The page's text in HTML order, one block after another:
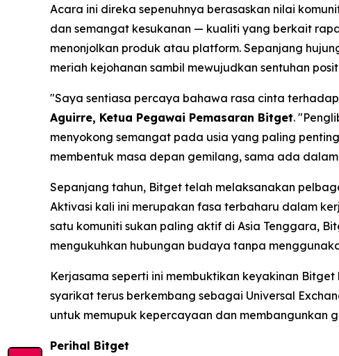
Acara ini direka sepenuhnya berasaskan nilai
dan semangat kesukanan — kualiti yang berkait
menonjolkan produk atau platform. Sepanjang
meriah kejohanan sambil mewujudkan sentuhan
"Saya sentiasa percaya bahawa rasa cinta
Aguirre, Ketua Pegawai Pemasaran Bitget.
menyokong semangat pada usia yang paling
membentuk masa depan gemilang, sama ada
Sepanjang tahun, Bitget telah melaksanakan
Aktivasi kali ini merupakan fasa terbaharu dalam
satu komuniti sukan paling aktif di Asia Tenggara,
mengukuhkan hubungan budaya tanpa
Kerjasama seperti ini membuktikan keyakinan
syarikat terus berkembang sebagai Universal
untuk memupuk kepercayaan dan membangunkan
Perihal Bitget